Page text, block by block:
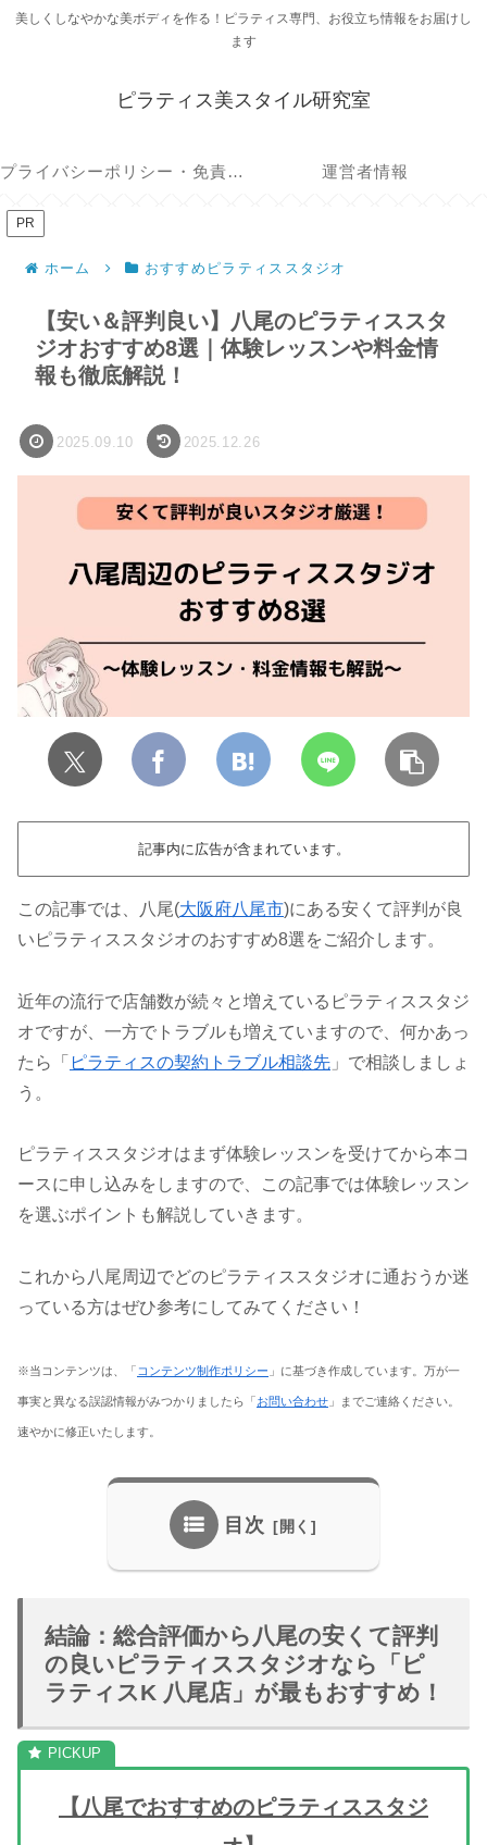
美しくしなやかな美ボディを作る！ピラティス専門、お役立ち情報をお届けし
ます
ピラティス美スタイル研究室
プライバシーポリシー・免責事項 運営者情報
PR
ホーム おすすめピラティススタジオ
【安い＆評判良い】八尾のピラティススタ
ジオおすすめ8選｜体験レッスンや料金情
報も徹底解説！
2025.09.10 2025.12.26
記事内に広告が含まれています。
この記事では、八尾(大阪府八尾市)にある安くて評判が良
いピラティススタジオのおすすめ8選をご紹介します。
近年の流行で店舗数が続々と増えているピラティススタジ
オですが、一方でトラブルも増えていますので、何かあっ
たら「 ピラティスの契約トラブル相談先 」で相談しましょ
う。
ピラティススタジオはまず体験レッスンを受けてから本コ
ースに申し込みをしますので、この記事では体験レッスン
を選ぶポイントも解説していきます。
これから八尾周辺でどのピラティススタジオに通おうか迷
っている方はぜひ参考にしてみてください！
※当コンテンツは、「 コンテンツ制作ポリシー 」に基づき作成しています。万が一
事実と異なる誤認情報がみつかりましたら「お問い合わせ 」までご連絡ください。
速やかに修正いたします。
目次
結論：総合評価から八尾の安くて評判
の良いピラティススタジオなら「ピ
ラティスK 八尾店」が最もおすすめ！
【八尾でおすすめのピラティススタジ